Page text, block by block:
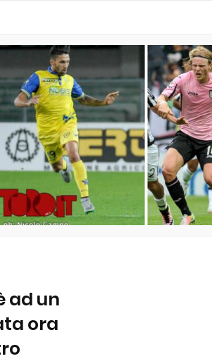
ad un
ora